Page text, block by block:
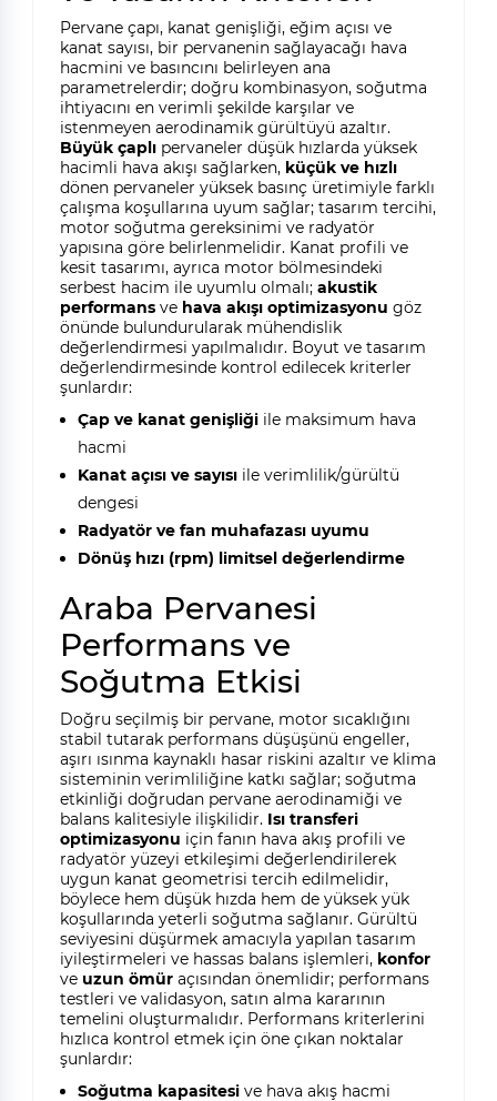
Pervane çapı, kanat genişliği, eğim açısı ve
kanat sayısı, bir pervanenin sağlayacağı hava
hacmini ve basıncını belirleyen ana
parametrelerdir; doğru kombinasyon, soğutma
ihtiyacını en verimli şekilde karşılar ve
istenmeyen aerodinamik gürültüyü azaltır.
Büyük çaplıpervaneler düşük hızlarda yüksek
hacimli hava akışı sağlarken, küçük ve hızlı
dönen pervaneler yüksek basınç üretimiyle farklı
çalışma koşullarına uyum sağlar; tasarım tercihi,
motor soğutma gereksinimi ve radyatör
yapısına göre belirlenmelidir. Kanat profili ve
kesit tasarımı, ayrıca motor bölmesindeki
serbest hacim ile uyumlu olmalı; akustik
performansve hava akışı optimizasyonu göz
önünde bulundurularak mühendislik
değerlendirmesi yapılmalıdır. Boyut ve tasarım
değerlendirmesinde kontrol edilecek kriterler
şunlardır:
Çap ve kanat genişliğiile maksimum hava
hacmi
Kanat açısı ve sayısıile verimlilik/gürültü
dengesi
Radyatör ve fan muhafazası uyumu
Dönüş hızı (rpm) limitsel değerlendirme
Araba Pervanesi
Performans ve
Soğutma Etkisi
Doğru seçilmiş bir pervane, motor sıcaklığını
stabil tutarak performans düşüşünü engeller,
aşırı ısınma kaynaklı hasar riskini azaltır ve klima
sisteminin verimliliğine katkı sağlar; soğutma
etkinliği doğrudan pervane aerodinamiği ve
balans kalitesiyle ilişkilidir. Isı transferi
optimizasyonu için fanın hava akış profili ve
radyatör yüzeyi etkileşimi değerlendirilerek
uygun kanat geometrisi tercih edilmelidir,
böylece hem düşük hızda hem de yüksek yük
koşullarında yeterli soğutma sağlanır. Gürültü
seviyesini düşürmek amacıyla yapılan tasarım
iyileştirmeleri ve hassas balans işlemleri, konfor
ve uzun ömüraçısından önemlidir; performans
testleri ve validasyon, satın alma kararının
temelini oluşturmalıdır. Performans kriterlerini
hızlıca kontrol etmek için öne çıkan noktalar
şunlardır:
Soğutma kapasitesive hava akış hacmi